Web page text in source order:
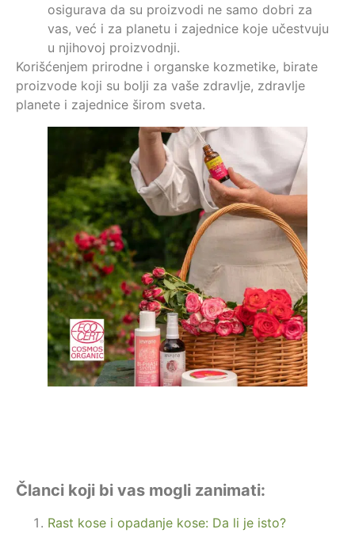
osigurava da su proizvodi ne samo dobri za
vas, već i za planetu i zajednice koje učestvuju
u njihovoj proizvodnji.
Korišćenjem prirodne i organske kozmetike, birate
proizvode koji su bolji za vaše zdravlje, zdravlje
planete i zajednice širom sveta.
Članci koji bi vas mogli zanimati:
Rast kose i opadanje kose: Da li je isto?